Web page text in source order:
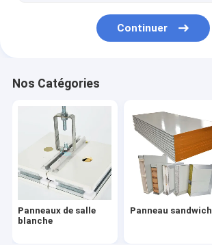
Unité de filtrage de fan
boîte de hepa
Filtres de Hepa
Capot à débit laminaire
Continuer
Nos Catégories
Panneaux de salle
blanche
Panneau sandwich